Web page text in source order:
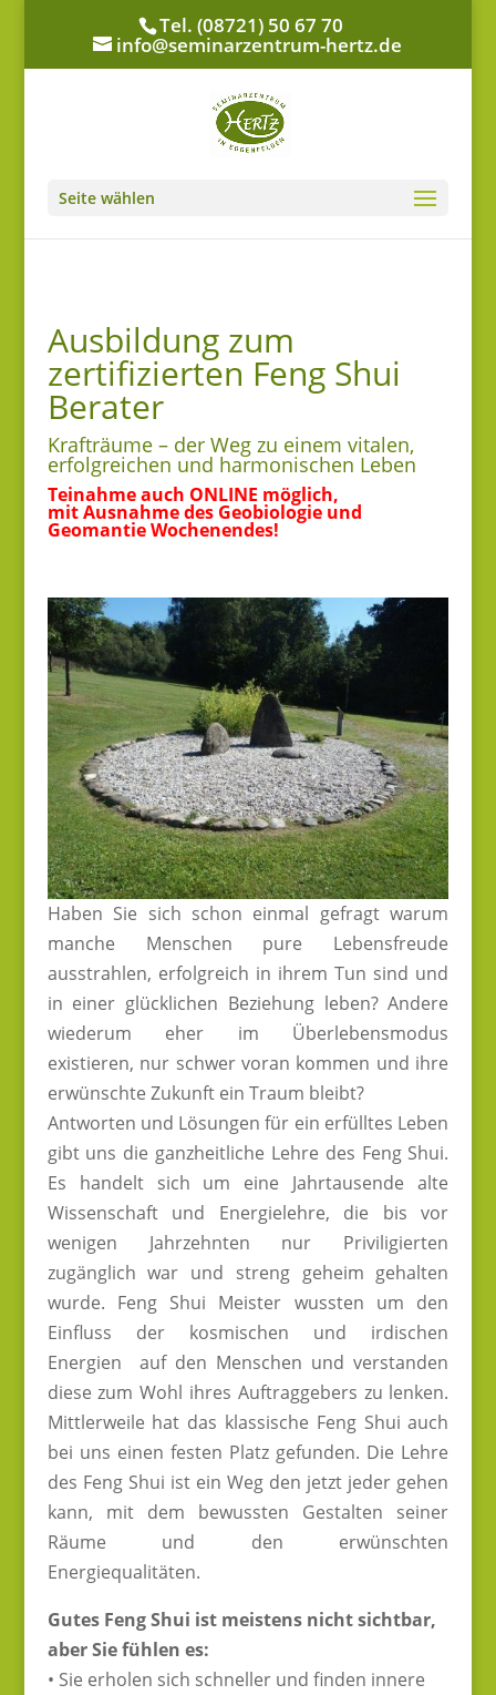
Tel. (08721) 50 67 70
info@seminarzentrum-hertz.de
Seite wählen
Ausbildung zum
zertifizierten Feng Shui
Berater
Krafträume – der Weg zu einem vitalen,
erfolgreichen und harmonischen Leben
Teinahme auch ONLINE möglich,
mit Ausnahme des Geobiologie und
Geomantie Wochenendes!
Haben Sie sich schon einmal gefragt warum
manche Menschen pure Lebensfreude
ausstrahlen, erfolgreich in ihrem Tun sind und
in einer glücklichen Beziehung leben? Andere
wiederum eher im Überlebensmodus
existieren, nur schwer voran kommen und ihre
erwünschte Zukunft ein Traum bleibt?
Antworten und Lösungen für ein erfülltes Leben
gibt uns die ganzheitliche Lehre des Feng Shui.
Es handelt sich um eine Jahrtausende alte
Wissenschaft und Energielehre, die bis vor
wenigen Jahrzehnten nur Priviligierten
zugänglich war und streng geheim gehalten
wurde. Feng Shui Meister wussten um den
Einfluss der kosmischen und irdischen
Energien auf den Menschen und verstanden
diese zum Wohl ihres Auftraggebers zu lenken.
Mittlerweile hat das klassische Feng Shui auch
bei uns einen festen Platz gefunden. Die Lehre
des Feng Shui ist ein Weg den jetzt jeder gehen
kann, mit dem bewussten Gestalten seiner
Räume und den erwünschten
Energiequalitäten.
Gutes Feng Shui ist meistens nicht sichtbar,
aber Sie fühlen es:
• Sie erholen sich schneller und finden innere